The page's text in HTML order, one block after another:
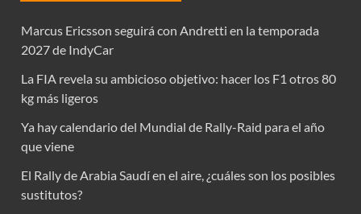
Marcus Ericsson seguirá con Andretti en la temporada
2027 de IndyCar
La FIA revela su ambicioso objetivo: hacer los F1 otros 80
kg más ligeros
Ya hay calendario del Mundial de Rally-Raid para el año
que viene
El Rally de Arabia Saudí en el aire, ¿cuáles son los posibles
sustitutos?